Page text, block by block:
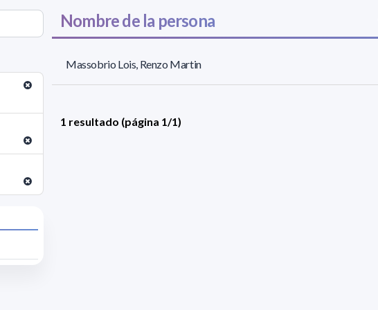
Nombre de la persona
Massobrio Lois, Renzo Martin
1 resultado (página 1/1)